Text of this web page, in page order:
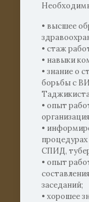
• высшее
• стаж
• навыки
• знание о
борьбы с
• опыт
•
СПИД,
• опыт
заседаний;
• хорошее